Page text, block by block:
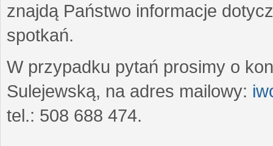
znajdą Państwo informacje
spotkań.
W przypadku pytań prosimy o
Sulejewską, na adres mailowy:
tel.: 508 688 474.